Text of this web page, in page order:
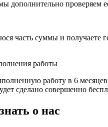
дополнительно проверяем
часть суммы и получаете
работы
работу в 6 месяцев
сделано совершенно
о нас